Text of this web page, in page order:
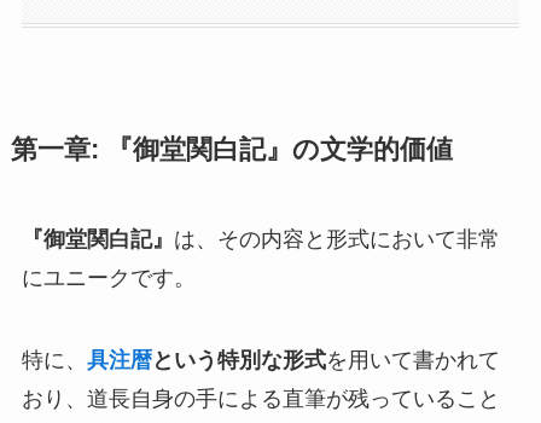
第一章: 『御堂関白記』の文学的価値
『御堂関白記』 は、その内容と形式において非常
にユニークです。
特に、 具注暦という特別な形式を用いて書かれて
おり、道長自身の手による直筆が残っていること